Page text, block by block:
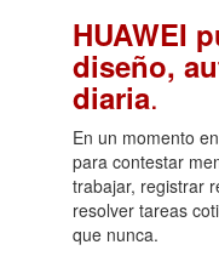
HUAWEI
diseño,
diaria.
En un momento
para contestar
trabajar, registrar
resolver tareas
que nunca.